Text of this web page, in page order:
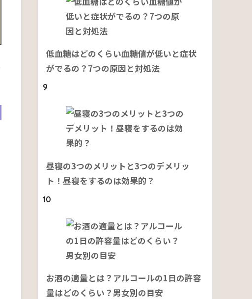
低血糖はどのくらい血糖値が低いと症状
がでるの？7つの原因と対処法
9
昼寝の3つのメリットと3つのデメリッ
ト！昼寝をするのは効果的？
10
お酒の適量とは？アルコールの1日の許容
量はどのくらい？男女別の目安